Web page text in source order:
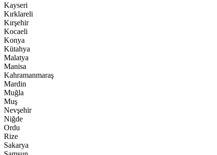
Kayseri
Kırklareli
Kırşehir
Kocaeli
Konya
Kütahya
Malatya
Manisa
Kahramanmaraş
Mardin
Muğla
Muş
Nevşehir
Niğde
Ordu
Rize
Sakarya